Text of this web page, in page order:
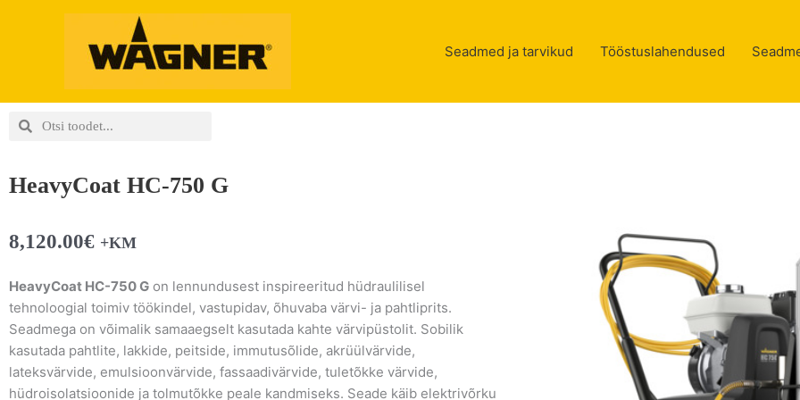
Seadmed ja tarvikud Tööstuslahendused
SearchSearch
HeavyCoat HC-750 G
8,120.00€ +KM
HeavyCoat HC-750 G on lennundusest inspireeritud hüdraulilisel
tehnoloogial toimiv töökindel, vastupidav, õhuvaba värvi- ja pahtliprits.
Seadmega on võimalik samaaegselt kasutada kahte värvipüstolit. Sobilik
kasutada pahtlite, lakkide, peitside, immutusõlide, akrüülvärvide,
lateksvärvide, emulsioonvärvide, fassaadivärvide, tuletõkke värvide,
hüdroisolatsioonide ja tolmutõkke peale kandmiseks. Seade käib elektrivõrku